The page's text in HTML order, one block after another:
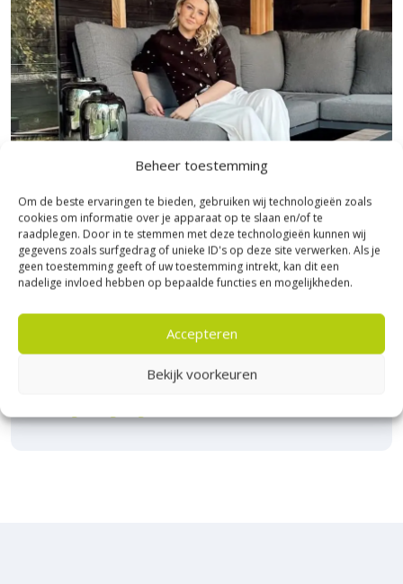
Beheer toestemming
Om de beste ervaringen te bieden, gebruiken wij technologieën zoals
cookies om informatie over je apparaat op te slaan en/of te
raadplegen. Door in te stemmen met deze technologieën kunnen wij
gegevens zoals surfgedrag of unieke ID's op deze site verwerken. Als je
geen toestemming geeft of uw toestemming intrekt, kan dit een
nadelige invloed hebben op bepaalde functies en mogelijkheden.
Accepteren
Bekijk voorkeuren
Bezoek Experience Centre XXL
Heerde!
Bijna het gehele Kijlstra assortiment vind je in het
prachtige Heerde.
★ 2.500m² Experience Centre XXL in Heerde!